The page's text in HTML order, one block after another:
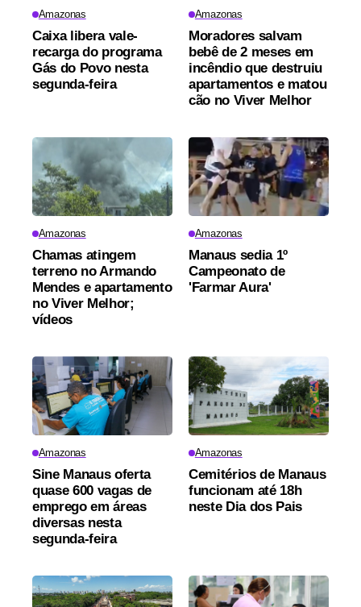
Amazonas
Caixa libera vale-
recarga do programa
Gás do Povo nesta
segunda-feira
Amazonas
Moradores salvam
bebê de 2 meses em
incêndio que destruiu
apartamentos e matou
cão no Viver Melhor
Amazonas
Chamas atingem
terreno no Armando
Mendes e apartamento
no Viver Melhor;
vídeos
Amazonas
Manaus sedia 1º
Campeonato de
'Farmar Aura'
Amazonas
Sine Manaus oferta
quase 600 vagas de
emprego em áreas
diversas nesta
segunda-feira
Amazonas
Cemitérios de Manaus
funcionam até 18h
neste Dia dos Pais